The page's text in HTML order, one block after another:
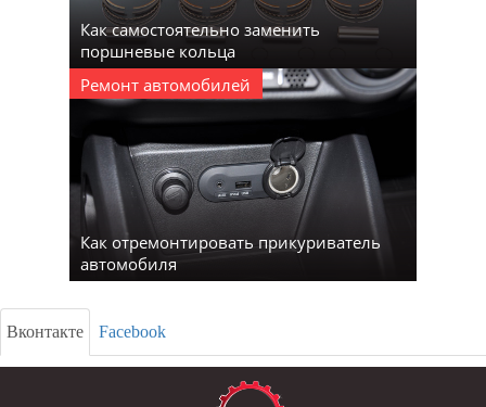
Как самостоятельно заменить
поршневые кольца
Ремонт автомобилей
Как отремонтировать прикуриватель
автомобиля
Вконтакте Facebook